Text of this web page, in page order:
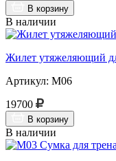
В корзину
В наличии
Жилет утяжеляющий
Артикул: М06
19700
В корзину
В наличии